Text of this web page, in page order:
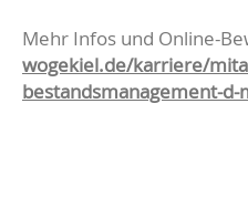
Mehr Infos und Online-
wogekiel.de/karriere/
bestandsmanagement-d-